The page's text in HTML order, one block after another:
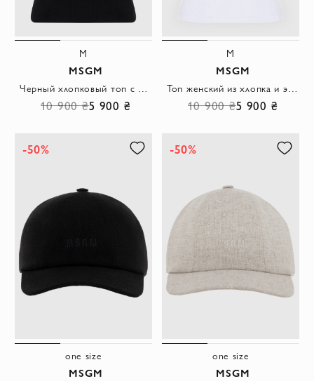
M
MSGM
Черный хлопковый топ с декоративной отделкой по пройме
10 900 ₴5 900 ₴
M
MSGM
Топ женский из хлопка и эластана белый
10 900 ₴5 900 ₴
-50%
one size
MSGM
-50%
one size
MSGM